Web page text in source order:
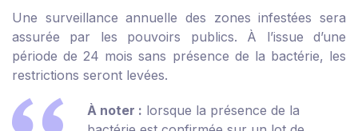
Une surveillance annuelle des zones infestées sera
assurée par les pouvoirs publics. À l’issue d’une
période de 24 mois sans présence de la bactérie, les
restrictions seront levées.
À noter : lorsque la présence de la